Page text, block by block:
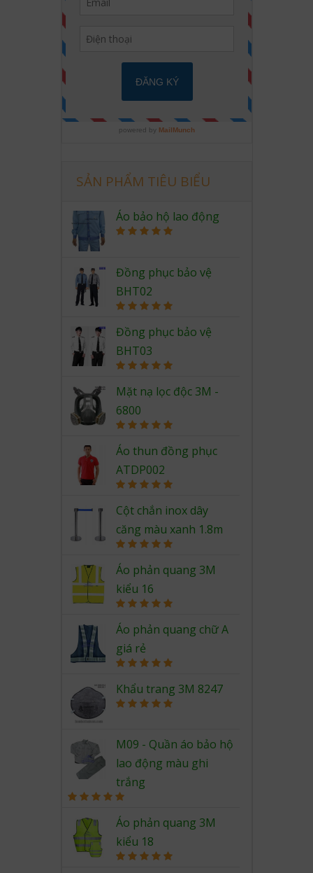
SẢN PHẨM TIÊU BIỂU
Áo bảo hộ lao động
Đồng phục bảo vệ
BHT02
out of 5
Đồng phục bảo vệ
BHT03
out of 5
Mặt nạ lọc độc 3M -
6800
out of 5
Áo thun đồng phục
ATDP002
out of 5
Cột chắn inox dây
căng màu xanh 1.8m
out of 5
Áo phản quang 3M
kiểu 16
out of 5
Áo phản quang chữ A
giá rẻ
out of 5
Khẩu trang 3M 8247
M09 - Quần áo bảo hộ
lao động màu ghi
trắng
out of 5
Áo phản quang 3M
kiểu 18